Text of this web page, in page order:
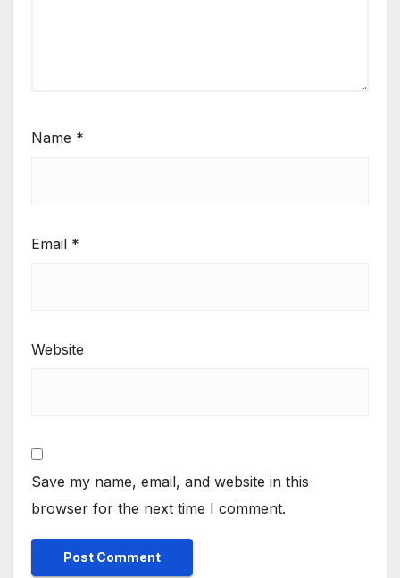
Name *
Email *
Website
Save my name, email, and website in this
browser for the next time I comment.